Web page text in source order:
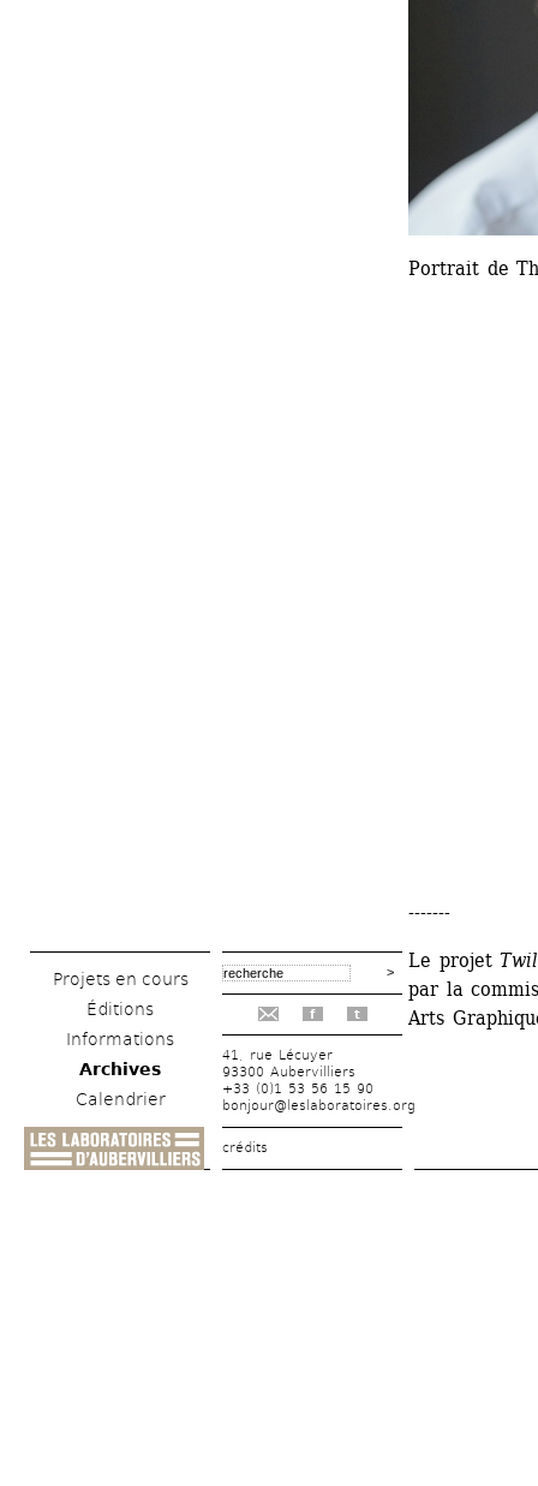
Projets en cours
Éditions
Informations
Archives
Calendrier
f t
41, rue Lécuyer
93300 Aubervilliers
+33 (0)1 53 56 15 90
bonjour@leslaboratoires.org
crédits
Portrait de
-------
Le projet
par la
Arts